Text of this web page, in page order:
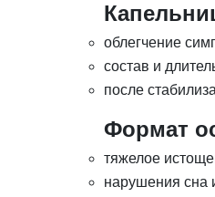
облегчение
состав и
после
Формат
тяжелое
нарушения сна